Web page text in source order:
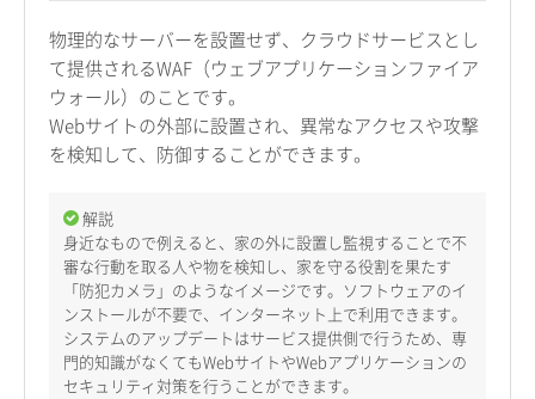
物理的なサーバーを設置せず、クラウドサービスとし
て提供されるWAF（ウェブアプリケーションファイア
ウォール）のことです。
Webサイトの外部に設置され、異常なアクセスや攻撃
を検知して、防御することができます。
解説
身近なもので例えると、家の外に設置し監視することで不
審な行動を取る人や物を検知し、家を守る役割を果たす
「防犯カメラ」のようなイメージです。ソフトウェアのイ
ンストールが不要で、インターネット上で利用できます。
システムのアップデートはサービス提供側で行うため、専
門的知識がなくてもWebサイトやWebアプリケーションの
セキュリティ対策を行うことができます。